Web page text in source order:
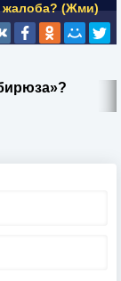
жалоба? (Жми)